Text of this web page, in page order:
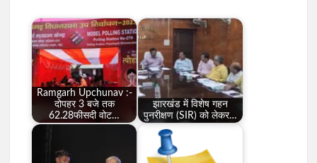
Ramgarh Upchunav :-
दोपहर 3 बजे तक
62.28फीसदी वोट…
झारखंड में विशेष गहन
पुनरीक्षण (SIR) को लेकर…